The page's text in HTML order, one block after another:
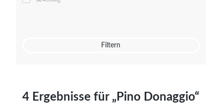
Mato von Vogelstein
Filtern
4 Ergebnisse für „Pino Donaggio“